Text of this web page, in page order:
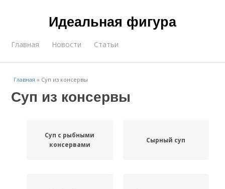
Идеальная фигура
Главная Новости Статьи
Главная » Суп из консервы
Суп из консервы
Суп с рыбными
консервами
Сырный суп